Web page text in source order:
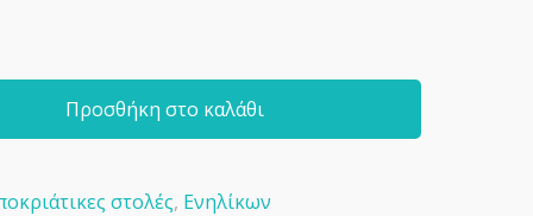
Προσθήκη στο καλάθι
στολές, Ενηλίκων